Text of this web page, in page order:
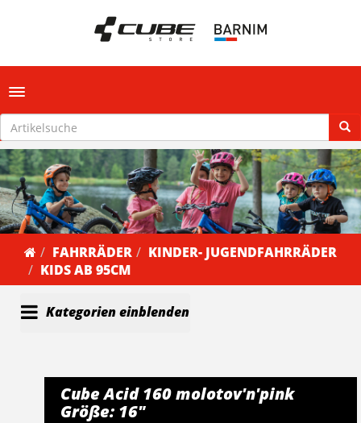
Toggle navigation
FAHRRÄDER
KINDER- JUGENDFAHRRÄDER
KIDS AB 95CM
Kategorien einblenden
Cube Acid 160 molotov'n'pink
Größe: 16"